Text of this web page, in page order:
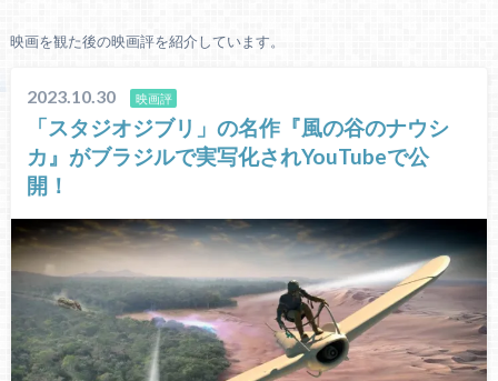
映画を観た後の映画評を紹介しています。
2023.10.30 映画評
「スタジオジブリ」の名作『風の谷のナウシ
カ』がブラジルで実写化されYouTubeで公
開！